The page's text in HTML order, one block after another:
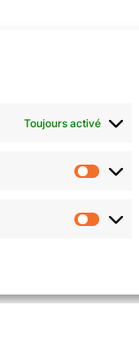
Toujours activé